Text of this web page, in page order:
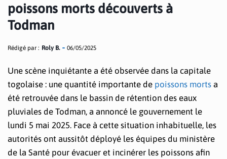
poissons morts découverts à
Todman
Rédigé par : Roly B. 06/05/2025
Une scène inquiétante a été observée dans la capitale
togolaise : une quantité importante de poissons morts a
été retrouvée dans le bassin de rétention des eaux
pluviales de Todman, a annoncé le gouvernement le
lundi 5 mai 2025. Face à cette situation inhabituelle, les
autorités ont aussitôt déployé les équipes du ministère
de la Santé pour évacuer et incinérer les poissons afin